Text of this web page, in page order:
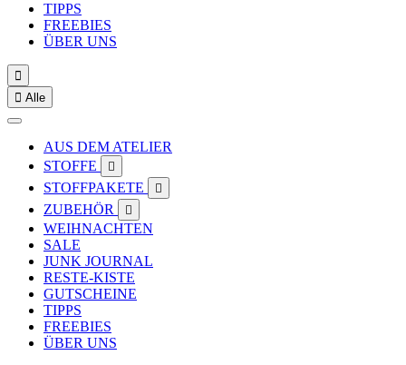
TIPPS
FREEBIES
ÜBER UNS

 Alle
AUS DEM ATELIER
STOFFE

STOFFPAKETE 
ZUBEHÖR 
WEIHNACHTEN
SALE
JUNK JOURNAL
RESTE-KISTE
GUTSCHEINE
TIPPS
FREEBIES
ÜBER UNS